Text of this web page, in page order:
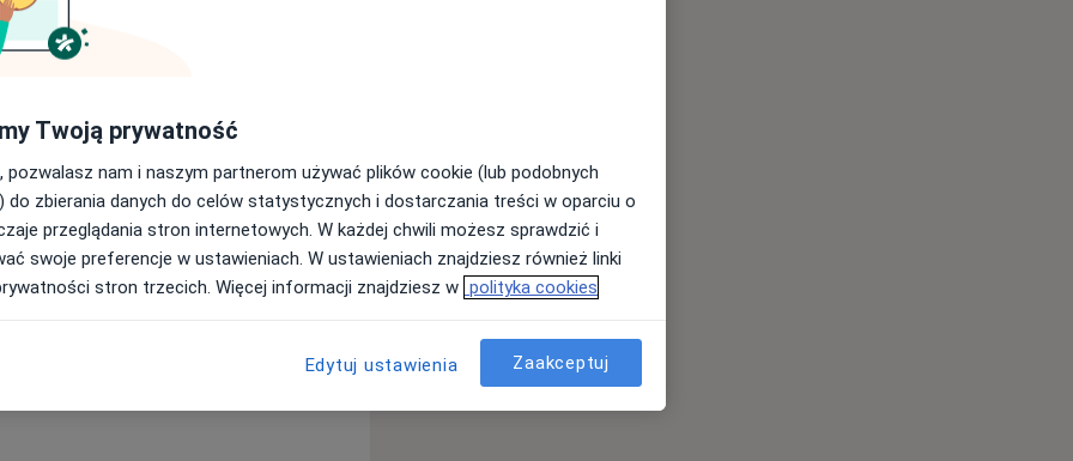
EKG ECHO SERCA PRÓBA
Wszystkie badania wykonywane
telefoniczna w dniach
I LECZENIE CHORÓB UKŁADU
SERCA (KWALIFIKACJA DO
(również u kobiet w ciąży) WAD
(KWALIFIKACJA DO
SERCA, ICD, CRT) NIEWYDOLNOŚCI
ORAZ OSIERDZIA OMDLEŃ
i triglicerydy)
a11y_sr_more_diseases
Twoją prywatność
pozwalasz nam i naszym partnerom używać plików cookie (lub podobnych
do zbierania danych do celów statystycznych i dostarczania treści w oparciu o
przeglądania stron internetowych. W każdej chwili możesz sprawdzić i
swoje preferencje w ustawieniach. W ustawieniach znajdziesz również linki
stron trzecich. Więcej informacji znajdziesz w polityka cookies
Edytuj ustawienia Zaakceptuj